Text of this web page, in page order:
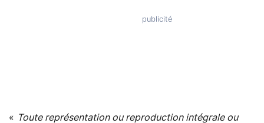
« Toute représentation ou reproduction intégrale ou